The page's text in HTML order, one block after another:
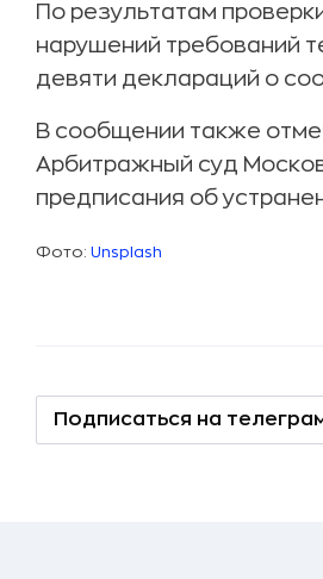
По результатам
нарушений требований
девяти деклараций о
В сообщении также
Арбитражный суд
предписания об
Фото: Unsplash
Подписаться на